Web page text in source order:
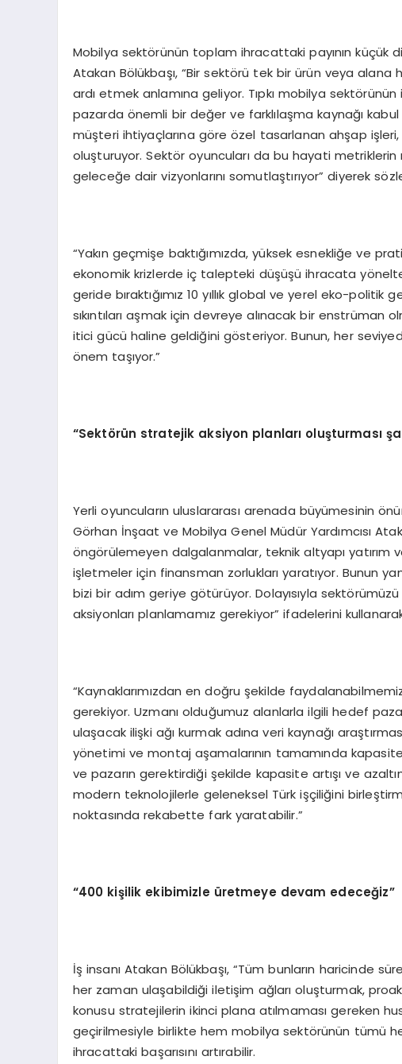
Mobilya sektörünün toplam ihracattaki payının küçük
Atakan Bölükbaşı, “Bir sektörü tek bir ürün veya
ardı etmek anlamına geliyor. Tıpkı mobilya
pazarda önemli bir değer ve farklılaşma kaynağı
müşteri ihtiyaçlarına göre özel tasarlanan ahşap işleri,
oluşturuyor. Sektör oyuncuları da bu hayati metriklerin
geleceğe dair vizyonlarını somutlaştırıyor” diyerek
“Yakın geçmişe baktığımızda, yüksek esnekliğe ve
ekonomik krizlerde iç talepteki düşüşü ihracata
geride bıraktığımız 10 yıllık global ve yerel eko-
sıkıntıları aşmak için devreye alınacak bir enstrüman
itici gücü haline geldiğini gösteriyor. Bunun, her
önem taşıyor.”
“Sektörün stratejik aksiyon planları oluşturması
Yerli oyuncuların uluslararası arenada büyümesinin
Görhan İnşaat ve Mobilya Genel Müdür Yardımcısı
öngörülemeyen dalgalanmalar, teknik altyapı yatırım
işletmeler için finansman zorlukları yaratıyor. Bunun
bizi bir adım geriye götürüyor. Dolayısıyla
aksiyonları planlamamız gerekiyor” ifadelerini
“Kaynaklarımızdan en doğru şekilde
gerekiyor. Uzmanı olduğumuz alanlarla ilgili hedef
ulaşacak ilişki ağı kurmak adına veri kaynağı
yönetimi ve montaj aşamalarının tamamında
ve pazarın gerektirdiği şekilde kapasite artışı ve
modern teknolojilerle geleneksel Türk işçiliğini
noktasında rekabette fark yaratabilir.”
“400 kişilik ekibimizle üretmeye devam edeceğiz”
İş insanı Atakan Bölükbaşı, “Tüm bunların haricinde
her zaman ulaşabildiği iletişim ağları oluşturmak,
konusu stratejilerin ikinci plana atılmaması gereken
geçirilmesiyle birlikte hem mobilya sektörünün tümü
ihracattaki başarısını artırabilir.